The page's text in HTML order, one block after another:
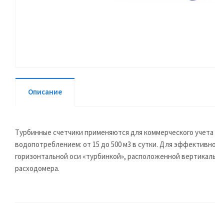
Описание
Турбинные счетчики применяются для коммерческого
водопотреблением: от 15 до 500 м3 в сутки. Для
горизонтальной оси «турбинкой», расположенной
расходомера.